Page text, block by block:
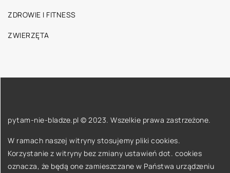
ZDROWIE I FITNESS
ZWIERZĘTA
pytam-nie-bladze.pl © 2023. Wszelkie prawa zastrzeżone.
W ramach naszej witryny stosujemy pliki cookies.
Korzystanie z witryny bez zmiany ustawień dot. cookies
oznacza, że będą one zamieszczane w Państwa urządzeniu